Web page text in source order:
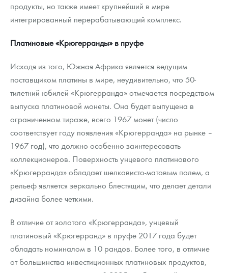
продукты, но также имеет крупнейший в мире
интегрированный перерабатывающий комплекс.
Платиновые «Крюгерранды» в пруфе
Исходя из того, Южная Африка является ведущим
поставщиком платины в мире, неудивительно, что 50-
тилетний юбилей «Крюгерранда» отмечается посредством
выпуска платиновой монеты. Она будет выпущена в
ограниченном тираже, всего 1967 монет (число
соответствует году появления «Крюгерранда» на рынке –
1967 год), что должно особенно заинтересовать
коллекционеров. Поверхность унцевого платинового
«Крюгерранда» обладает шелковисто-матовым полем, а
рельеф является зеркально блестящим, что делает детали
дизайна более четкими.
В отличие от золотого «Крюгерранда», унцевый
платиновый «Крюгерранд» в пруфе 2017 года будет
обладать номиналом в 10 рандов. Более того, в отличие
от большинства инвестиционных платиновых продуктов,